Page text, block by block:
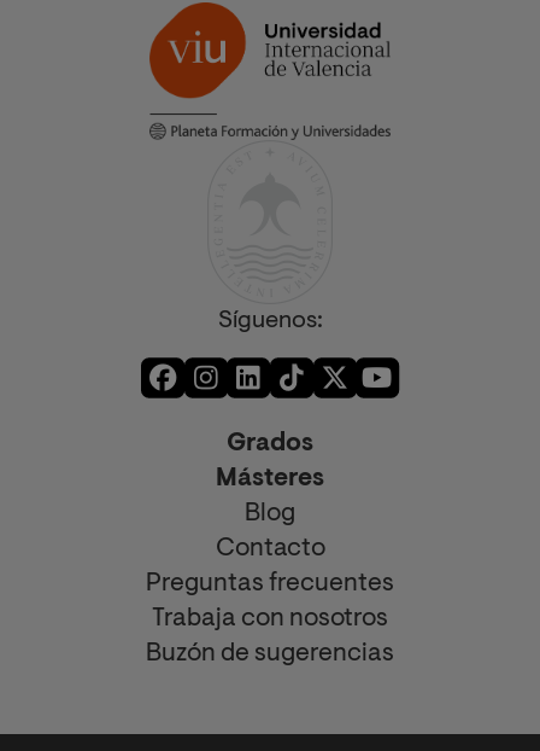
Síguenos:
Grados
Másteres
Blog
Contacto
Preguntas frecuentes
Trabaja con nosotros
Buzón de sugerencias